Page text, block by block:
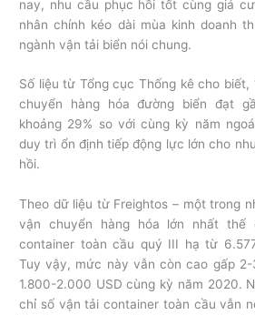
nay, nhu cầu phục hồi tốt cùng giá
nhân chính kéo dài mùa kinh doanh
ngành vận tải biển nói chung.
Số liệu từ Tổng cục Thống kê cho biết,
chuyển hàng hóa đường biển đạt
khoảng 29% so với cùng kỳ năm
duy trì ổn định tiếp động lực lớn cho
hồi.
Theo dữ liệu từ Freightos – một trong
vận chuyển hàng hóa lớn nhất
container toàn cầu quý III hạ từ
Tuy vậy, mức này vẫn còn cao gấp
1.800-2.000 USD cùng kỳ năm 2020.
chỉ số vận tải container toàn cầu vẫn